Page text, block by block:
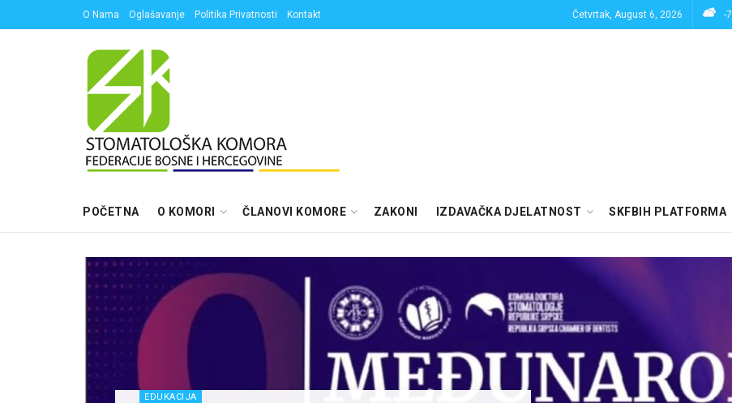
O Nama Oglašavanje Politika Privatnosti Kontakt Četvrtak, August 6, 2026 -7
POČETNA O KOMORI ČLANOVI KOMORE ZAKONI IZDAVAČKA DJELATNOST SKFBIH PLATFORMA
EDUKACIJA